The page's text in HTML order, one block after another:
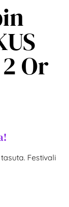
Or
Festivali